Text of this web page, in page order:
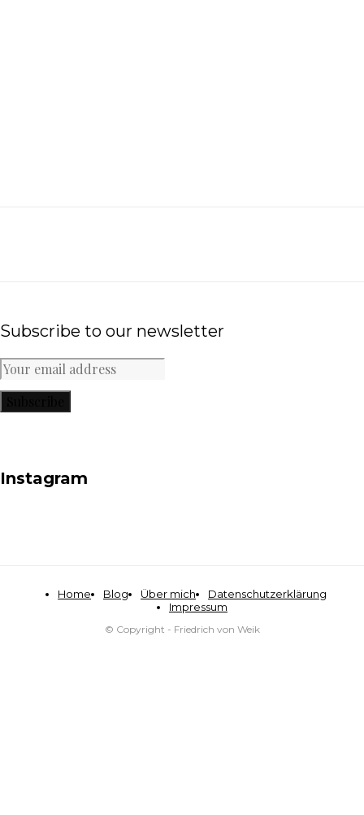
Subscribe to our newsletter
Instagram
Home Blog Über mich
Datenschutzerklärung
Impressum
© Copyright - Friedrich von Weik